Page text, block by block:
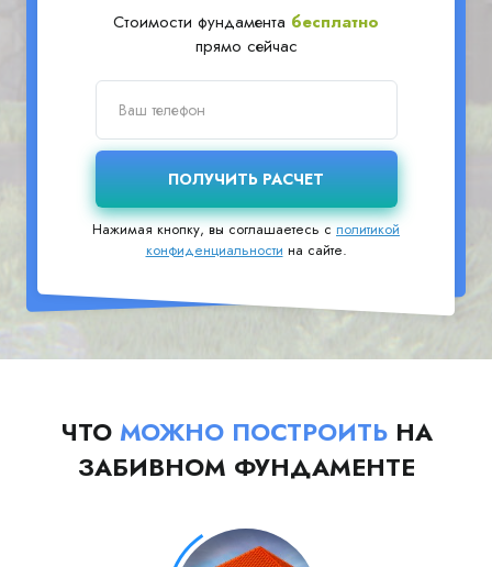
Стоимости фундамента бесплатно
прямо сейчас
Нажимая кнопку, вы соглашаетесь сполитикой
конфиденциальности на сайте.
ЧТО МОЖНО ПОСТРОИТЬНА
ЗАБИВНОМ ФУНДАМЕНТЕ